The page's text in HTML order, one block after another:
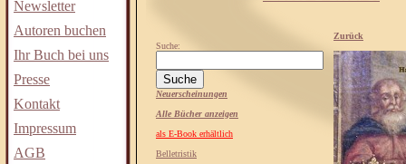
Newsletter
Autoren buchen
Ihr Buch bei uns
Presse
Kontakt
Impressum
AGB
Suche:
Neuerscheinungen
Alle Bücher anzeigen
als E-Book erhältlich
Belletristik
Zurück